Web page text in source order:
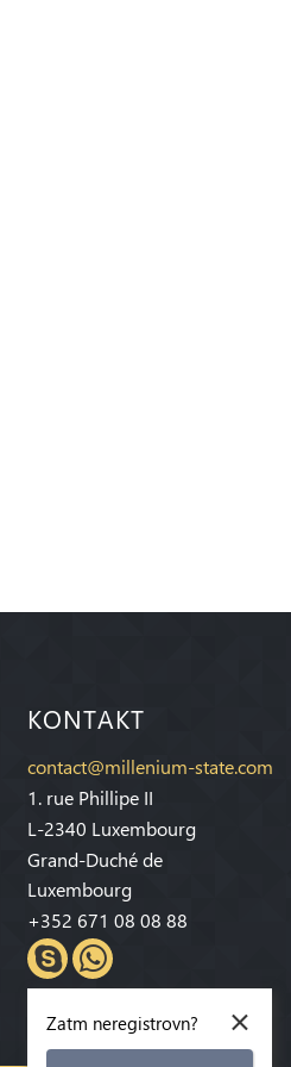
KONTAKT
contact@millenium-state.com
1. rue Phillipe II
L-2340 Luxembourg
Grand-Duché de
Luxembourg
+352 671 08 08 88
×
Zatm neregistrovn?